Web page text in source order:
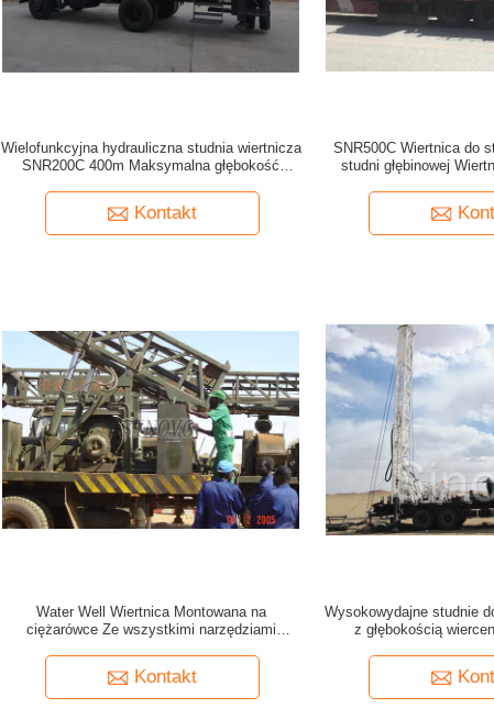
Wielofunkcyjna hydrauliczna studnia wiertnicza
SNR200C 400m Maksymalna głębokość
Kontakt
SNR500C Wiertnica do
studni głębinowej
Water Well Wiertnica Montowana na
ciężarówce Ze wszystkimi narzędziami
Kontakt
Wysokowydajne studnie
z głębokością